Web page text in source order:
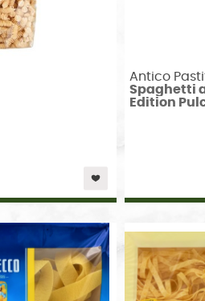
Antico
Spaghetti
Edition